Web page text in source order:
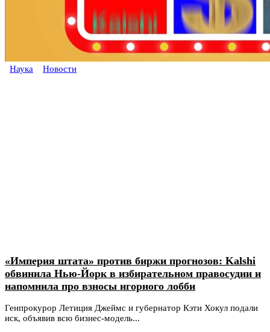
Наука Новости
«Империя штата» против биржи прогнозов: Kalshi
обвинила Нью-Йорк в избирательном правосудии и
напомнила про взносы игорного лобби
Генпрокурор Летиция Джеймс и губернатор Кэти Хокул подали
иск, объявив всю бизнес-модель...